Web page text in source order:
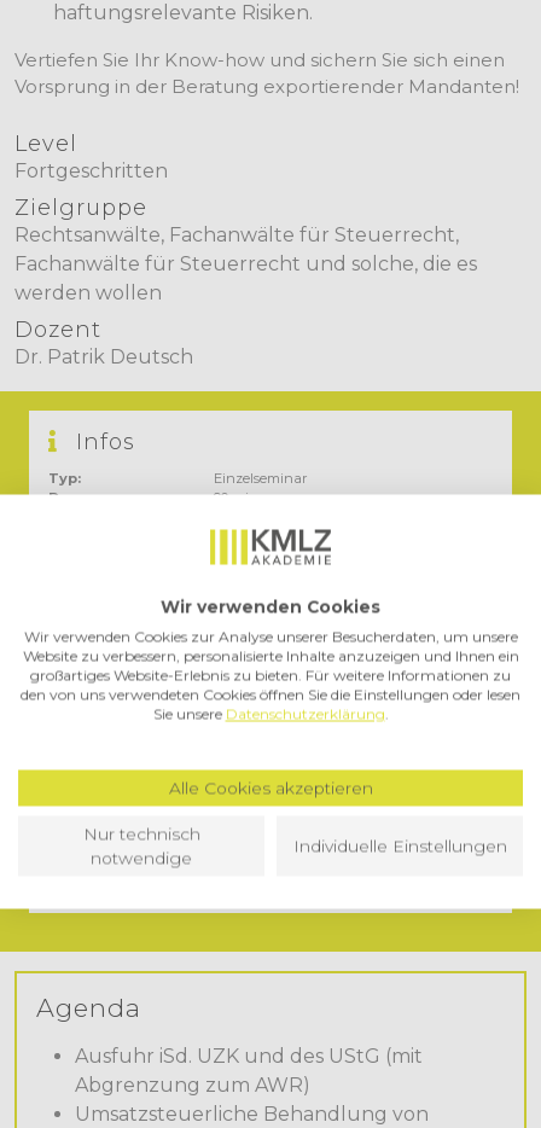
haftungsrelevante Risiken.
Vertiefen Sie Ihr Know-how und sichern Sie sich einen
Vorsprung in der Beratung exportierender Mandanten!
Level
Fortgeschritten
Zielgruppe
Rechtsanwälte, Fachanwälte für Steuerrecht,
Fachanwälte für Steuerrecht und solche, die es
werden wollen
Dozent
Dr. Patrik Deutsch
Infos
Typ:
Einzelseminar
Dauer:
90 min
Teilnahmebestätigung
129,00 €
Termin
25.11.2025, 14:00 Uhr
Leider schon vorbei
Dieser Kurs ist leider nicht mehr buchbar.
Agenda
Ausfuhr iSd. UZK und des UStG (mit
Abgrenzung zum AWR)
Umsatzsteuerliche Behandlung von
Wir verwenden Cookies
Wir verwenden Cookies zur Analyse unserer Besucherdaten, um unsere
Website zu verbessern, personalisierte Inhalte anzuzeigen und Ihnen ein
großartiges Website-Erlebnis zu bieten. Für weitere Informationen zu
den von uns verwendeten Cookies öffnen Sie die Einstellungen oder lesen
Sie unsere Datenschutzerklärung.
Alle Cookies akzeptieren
Nur technisch
notwendige
Individuelle Einstellungen